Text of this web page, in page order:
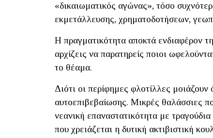
«δικαιωματικός αγώνας», τόσο
εκμετάλλευσης, χρηματοδοτήσεων,
Η πραγματικότητα αποκτά ενδιαφέρον
αρχίζεις να παρατηρείς ποιοι
το θέαμα.
Διότι οι περίφημες φλοτίλλες
αυτοεπιβεβαίωσης. Μικρές θαλάσσιες
νεανική επαναστατικότητα με
που χρειάζεται η δυτική ακτιβιστική